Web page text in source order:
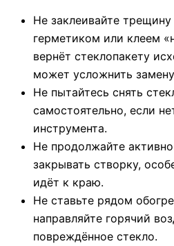
Не заклеивайте
герметиком или клеем
вернёт стеклопакету
может усложнить
Не пытайтесь снять
самостоятельно, если
инструмента.
Не продолжайте
закрывать створку,
идёт к краю.
Не ставьте рядом
направляйте горячий
повреждённое стекло.